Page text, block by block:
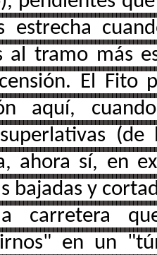
estrecha
al tramo más
El Fito
aquí,
ahora sí, en
bajadas y
carretera
en un